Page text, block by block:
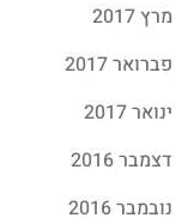
מרץ 2017
פברואר 2017
ינואר 2017
דצמבר 2016
נובמבר 2016